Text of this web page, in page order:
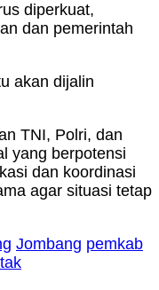
diperkuat,
dan pemerintah
akan dijalin
TNI, Polri, dan
yang berpotensi
dan koordinasi
agar situasi tetap
Jombang pemkab